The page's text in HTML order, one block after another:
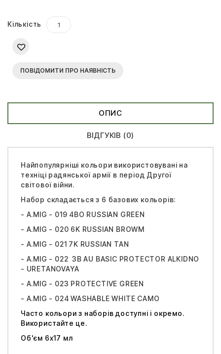
Кількість
ПОВІДОМИТИ ПРО НАЯВНІСТЬ
ОПИС
ВІДГУКІВ (0)
Найпопулярніші кольори використовувані на
техніці радянської армії в період Другої
світової війни.
Набор складається з 6 базових кольорів:
- A.MIG - 019 4BO RUSSIAN GREEN
- A.MIG - 020 6K RUSSIAN BROWM
- A.MIG - 021 7K RUSSIAN TAN
- A.MIG - 022 3B AU BASIC PROTECTOR ALKIDNO
- URETANOVAYA
- A.MIG - 023 PROTECTIVE GREEN
- A.MIG - 024 WASHABLE WHITE CAMO
Часто кольори з наборів доступні і окремо.
Використайте це.
Об'єм 6х17 мл